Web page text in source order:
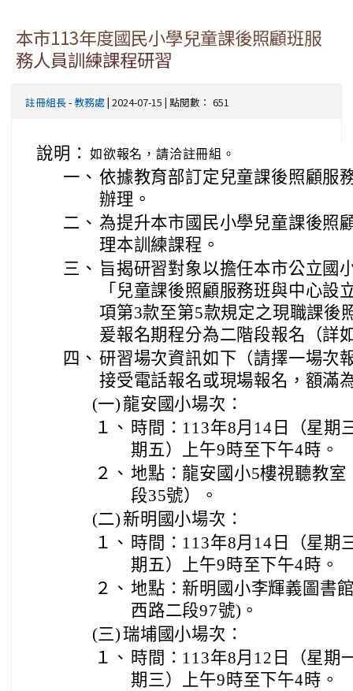
本市113年度國民小學兒童課後照顧班服
務人員訓練課程研習
註冊組長-教務處 | 2024-07-15 | 點閱數： 651
說明： 如欲報名，請洽註冊組。
一、 依據教育部訂定兒童課後照顧服
辦理。
二、 為提升本市國民小學兒童課後照
理本訓練課程。
三、 旨揭研習對象以擔任本市公立國
「兒童課後照顧服務班與中心設
項第3款至第5款規定之現職課後
爰報名期程分為二階段報名（詳
四、 研習場次資訊如下（請擇一場次
接受電話報名或現場報名，額滿
(一)龍安國小場次：
１、 時間：113年8月14日（星期
期五）上午9時至下午4時。
２、 地點：龍安國小5樓視聽教
段35號）。
(二) 新明國小場次：
１、 時間：113年8月14日（星期
期五）上午9時至下午4時。
２、 地點：新明國小李輝義圖書
西路二段97號)。
(三) 瑞埔國小場次：
１、 時間：113年8月12日（星期
期三）上午9時至下午4時。